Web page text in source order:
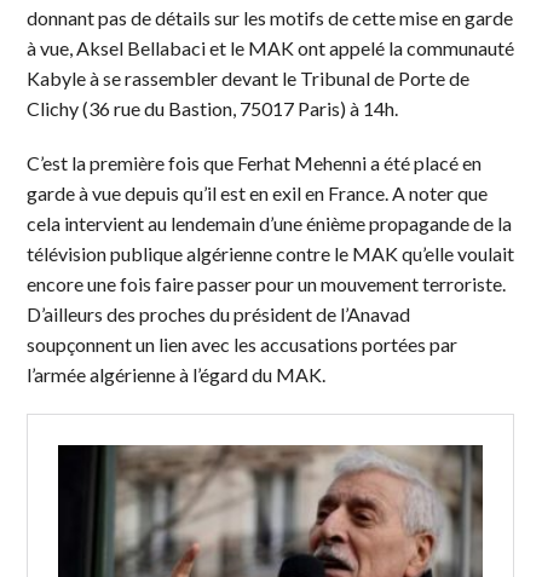
donnant pas de détails sur les motifs de cette mise en garde
à vue, Aksel Bellabaci et le MAK ont appelé la communauté
Kabyle à se rassembler devant le Tribunal de Porte de
Clichy (36 rue du Bastion, 75017 Paris) à 14h.
C’est la première fois que Ferhat Mehenni a été placé en
garde à vue depuis qu’il est en exil en France. A noter que
cela intervient au lendemain d’une énième propagande de la
télévision publique algérienne contre le MAK qu’elle voulait
encore une fois faire passer pour un mouvement terroriste.
D’ailleurs des proches du président de l’Anavad
soupçonnent un lien avec les accusations portées par
l’armée algérienne à l’égard du MAK.